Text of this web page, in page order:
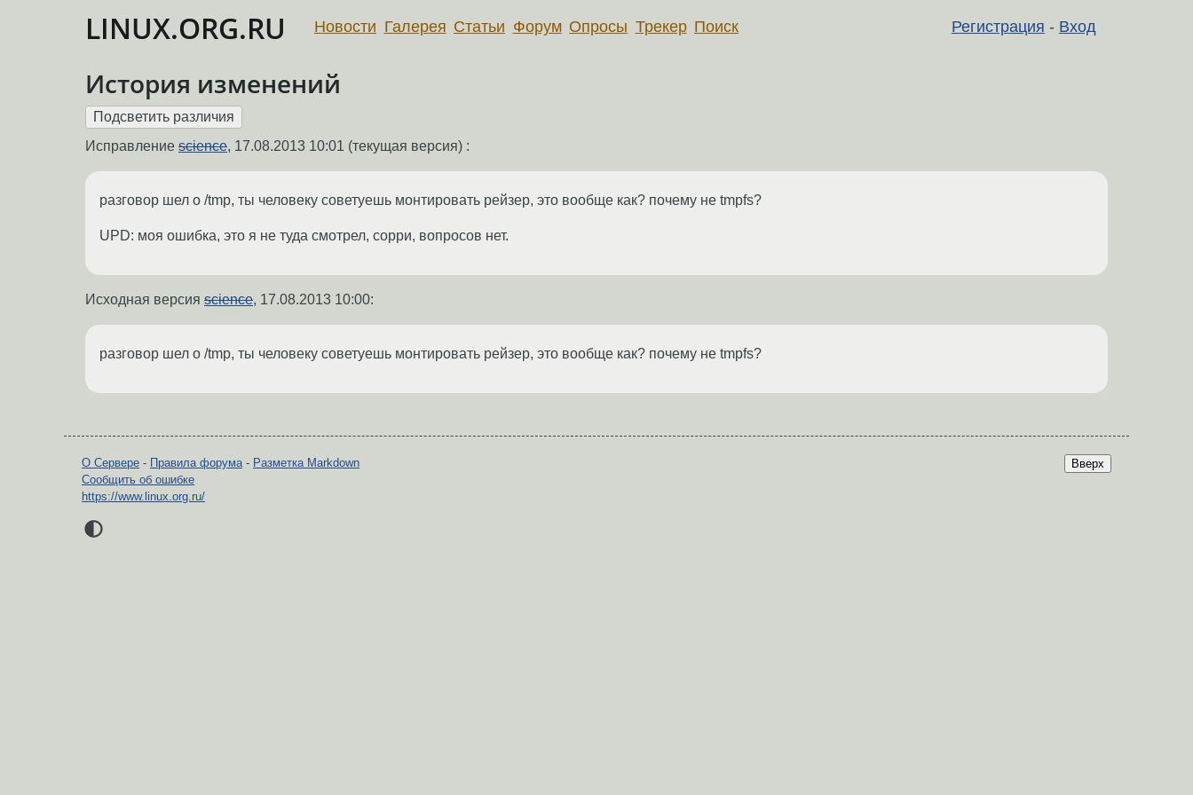
LINUX.ORG.RU Регистрация - Вход
Новости Галерея Статьи Форум Опросы Трекер Поиск
История изменений
Исправление science, 17.08.2013 10:01 (текущая версия) :
разговор шел о /tmp, ты человеку советуешь монтировать рейзер, это вообще как? почему не tmpfs?
UPD: моя ошибка, это я не туда смотрел, сорри, вопросов нет.
Исходная версия science, 17.08.2013 10:00:
разговор шел о /tmp, ты человеку советуешь монтировать рейзер, это вообще как? почему не tmpfs?
Вверх
О Сервере - Правила форума- Разметка Markdown
Сообщить об ошибке
https://www.linux.org.ru/